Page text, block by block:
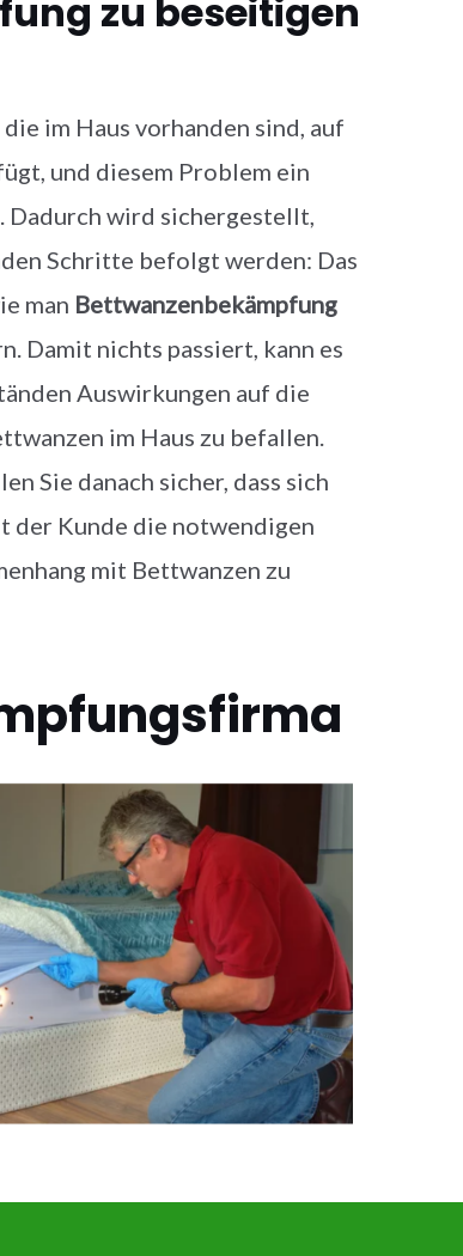
zu beseitigen
im Haus vorhanden sind, auf
und diesem Problem ein
Dadurch wird sichergestellt,
Schritte befolgt werden: Das
man Bettwanzenbekämpfung
Damit nichts passiert, kann es
Auswirkungen auf die
im Haus zu befallen.
Sie danach sicher, dass sich
der Kunde die notwendigen
mit Bettwanzen zu